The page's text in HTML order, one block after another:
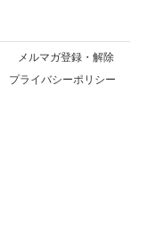
メルマガ登録・解除
プライバシーポリシー